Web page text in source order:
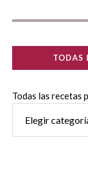
TODAS
Todas las recetas